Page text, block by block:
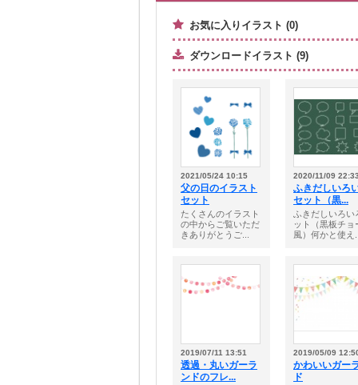
お気に入りイラスト (0)
ダウンロードイラスト (9)
2021/05/24 10:15
父の日のイラスト
セット
たくさんのイラスト
の中からご覧いただ
きありがとうご...
2020/11/09
ふきだしいろ
セット（黒...
ふきだしいろい
ット（黒板チョ
風）何かと使え
2019/07/11 13:51
透過・丸いガーラ
ンドのフレ...
2019/05/09
かわいいガー
ド